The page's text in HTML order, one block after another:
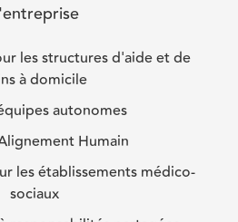
les structures d'aide et de
à domicile
autonomes
Humain
les établissements médico-
sociaux